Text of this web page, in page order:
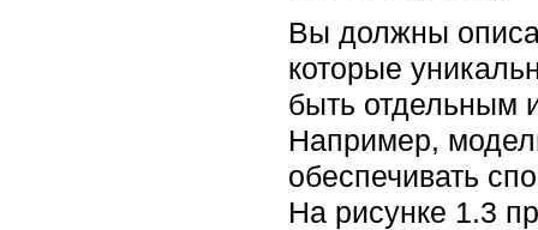
Вы должны
которые
быть отдельным
Например,
обеспечивать
На рисунке 1.3